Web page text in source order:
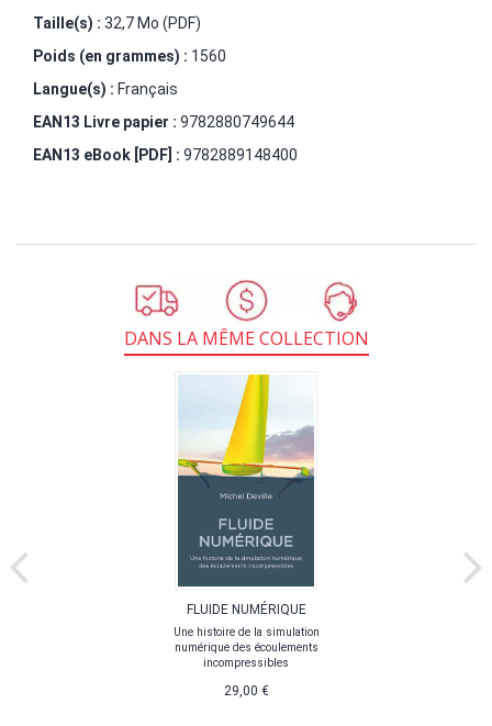
Taille(s) : 32,7 Mo (PDF)
Poids (en grammes) : 1560
Langue(s) : Français
EAN13 Livre papier : 9782880749644
EAN13 eBook [PDF] : 9782889148400
DANS LA MÊME COLLECTION
FLUIDE NUMÉRIQUE
Une histoire de la simulation
numérique des écoulements
incompressibles
29,00 €